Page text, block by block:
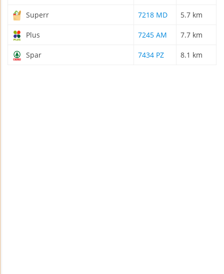
Superr 7218 MD 5.7 km
Plus 7245 AM 7.7 km
Spar 7434 PZ 8.1 km